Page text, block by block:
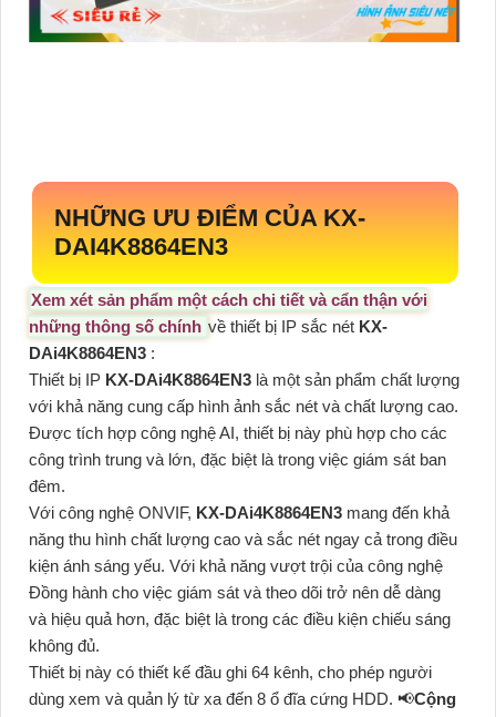
NHỮNG ƯU ĐIỂM CỦA KX-
DAI4K8864EN3
Xem xét sản phẩm một cách chi tiết và cẩn thận với
những thông số chính về thiết bị IP sắc nét KX-
DAi4K8864EN3 :
Thiết bị IP KX-DAi4K8864EN3 là một sản phẩm chất lượng
với khả năng cung cấp hình ảnh sắc nét và chất lượng cao.
Được tích hợp công nghệ AI, thiết bị này phù hợp cho các
công trình trung và lớn, đặc biệt là trong việc giám sát ban
đêm.
Với công nghệ ONVIF, KX-DAi4K8864EN3 mang đến khả
năng thu hình chất lượng cao và sắc nét ngay cả trong điều
kiện ánh sáng yếu. Với khả năng vượt trội của công nghệ
Đồng hành cho việc giám sát và theo dõi trở nên dễ dàng
và hiệu quả hơn, đặc biệt là trong các điều kiện chiếu sáng
không đủ.
Thiết bị này có thiết kế đầu ghi 64 kênh, cho phép người
dùng xem và quản lý từ xa đến 8 ổ đĩa cứng HDD. 📢Cộng